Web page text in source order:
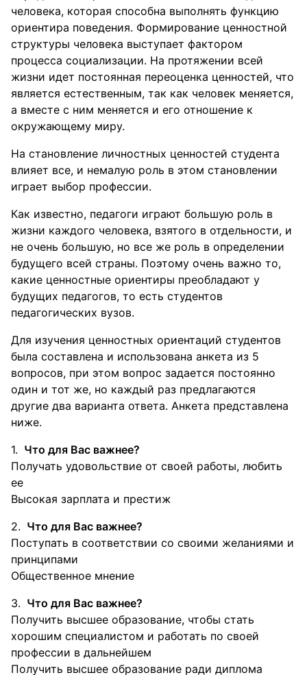
человека, которая способна выполнять функцию
ориентира поведения. Формирование ценностной
структуры человека выступает фактором
процесса социализации. На протяжении всей
жизни идет постоянная переоценка ценностей, что
является естественным, так как человек меняется,
а вместе с ним меняется и его отношение к
окружающему миру.
На становление личностных ценностей студента
влияет все, и немалую роль в этом становлении
играет выбор профессии.
Как известно, педагоги играют большую роль в
жизни каждого человека, взятого в отдельности, и
не очень большую, но все же роль в определении
будущего всей страны. Поэтому очень важно то,
какие ценностные ориентиры преобладают у
будущих педагогов, то есть студентов
педагогических вузов.
Для изучения ценностных ориентаций студентов
была составлена и использована анкета из 5
вопросов, при этом вопрос задается постоянно
один и тот же, но каждый раз предлагаются
другие два варианта ответа. Анкета представлена
ниже.
Что для Вас важнее?
Получать удовольствие от своей работы, любить
ее
Высокая зарплата и престиж
Что для Вас важнее?
Поступать в соответствии со своими желаниями и
принципами
Общественное мнение
Что для Вас важнее?
Получить высшее образование, чтобы стать
хорошим специалистом и работать по своей
профессии в дальнейшем
Получить высшее образование ради диплома